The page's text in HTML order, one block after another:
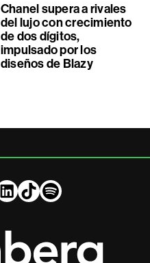
Chanel supera a rivales
del lujo con crecimiento
de dos dígitos,
impulsado por los
diseños de Blazy